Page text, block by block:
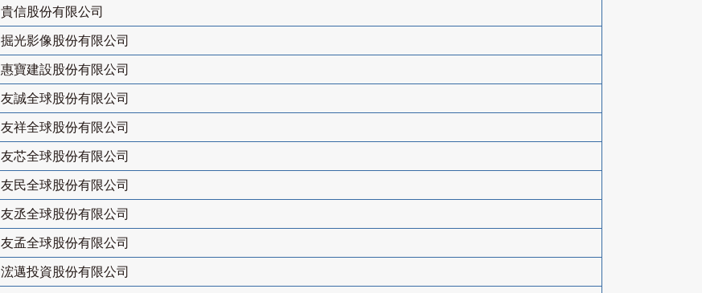
貴信股份有限公司
掘光影像股份有限公司
惠寶建設股份有限公司
友誠全球股份有限公司
友祥全球股份有限公司
友芯全球股份有限公司
友民全球股份有限公司
友丞全球股份有限公司
友孟全球股份有限公司
浤邁投資股份有限公司